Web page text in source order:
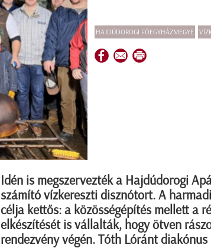
HAJDÚDOROGI FŐEGYHÁZMEGYE
Idén is megszervezték a Hajdúdorogi
számító vízkereszti disznótort. A
célja kettős: a közösségépítés mellett a
elkészítését is vállalták, hogy ötven
rendezvény végén. Tóth Lóránt